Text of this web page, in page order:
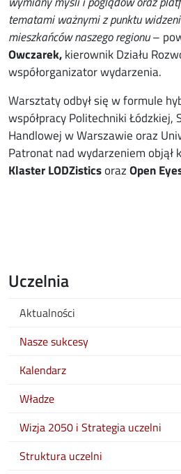
tematami ważnymi z punktu
mieszkańców naszego regionu–
Owczarek,kierownik Działu
współorganizator wydarzenia.
Warsztaty odbył się w formule
współpracy Politechniki Łódzkiej,
Handlowej w Warszawie oraz
Patronat nad wydarzeniem objął
Klaster LODZisticsorazOpen
Uczelnia
Aktualności
Nasze sukcesy
Kalendarz
Władze
Wizja 2050 i Strategia uczelni
Struktura uczelni